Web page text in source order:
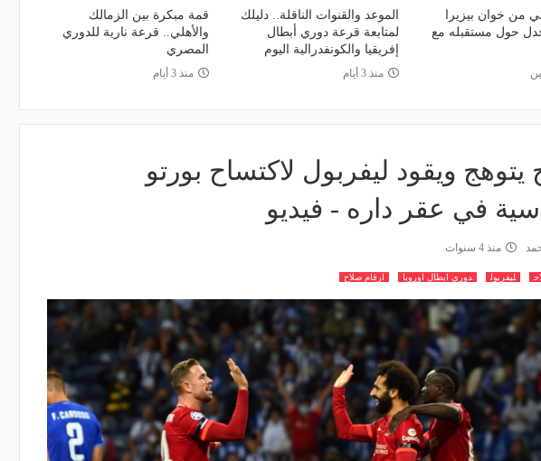
من خوان بيزيرا
حول مستقبله مع
الموعد والقنوات الناقلة.. دليلك
لمتابعة قرعة دوري أبطال
إفريقيا والكونفدرالية اليوم
منذ 3 أيام
قمة مبكرة بين الزمالك
والأهلي.. قرعة نارية للدوري
المصري
منذ 3 أيام
يتوهج ويقود ليفربول لاكتساح بورتو
في عقر داره - فيديو
منذ 4 سنوات
ليفربول دوري ابطال اوروبا ارقام صلاح